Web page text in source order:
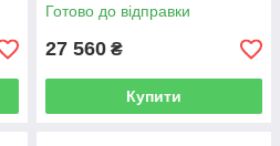
Готово до відправки
27 560 ₴
Купити